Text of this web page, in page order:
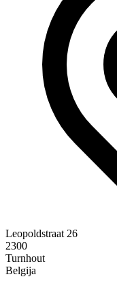
Leopoldstraat 26
2300
Turnhout
Belgija